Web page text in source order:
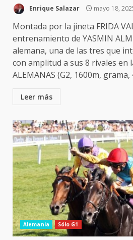
Enrique Salazar mayo 18,
Montada por la jineta FRIDA
entrenamiento de YASMIN
alemana, una de las tres que
con amplitud a sus 8 rivales en
ALEMANAS (G2, 1600m, grama,
Leer más
Alemania Sólo G1